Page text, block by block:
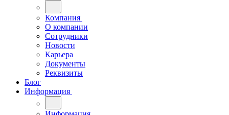
Компания
О компании
Сотрудники
Новости
Карьера
Документы
Реквизиты
Блог
Информация